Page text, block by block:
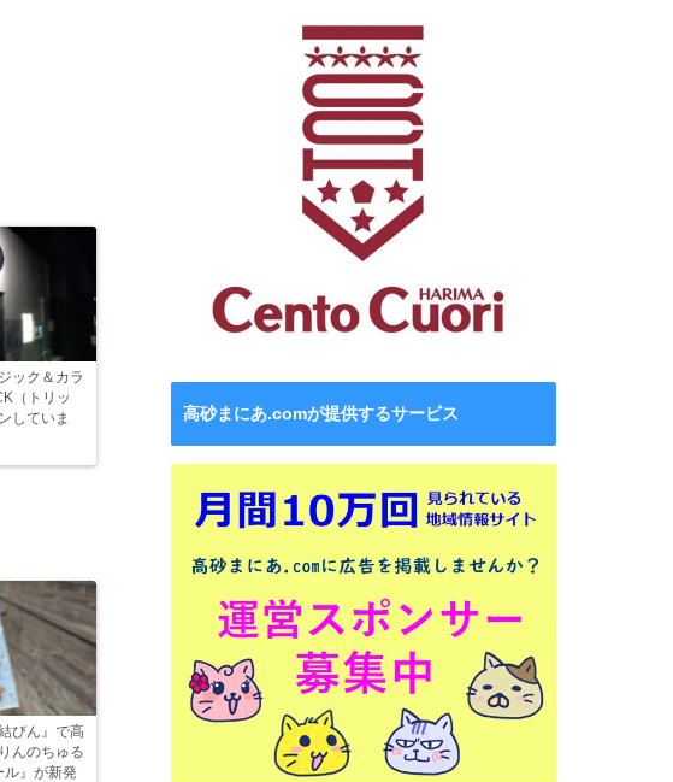
ック＆カラ
（トリッ
していま
びん』で高
んのちゅる
ル』が新発
高砂まにあ.comが提供するサービス